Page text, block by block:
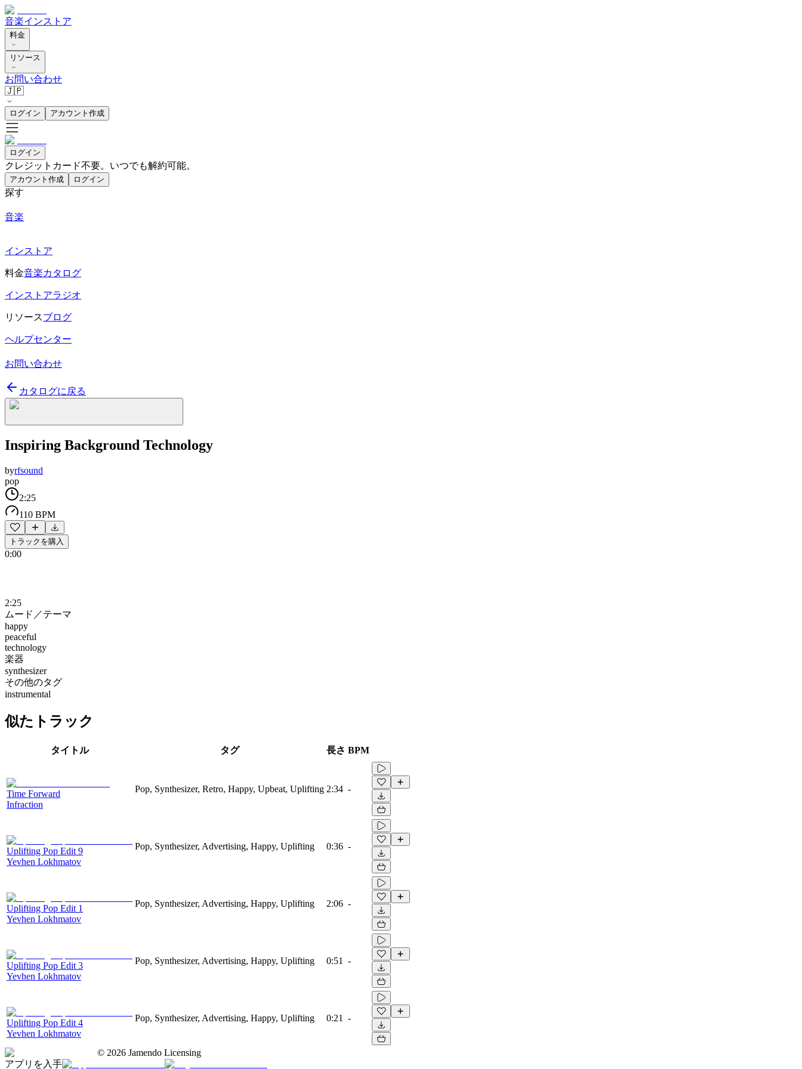
音楽インストア
料金
リソース
お問い合わせ
🇯🇵
ログイン アカウント作成
ログイン
クレジットカード不要。いつでも解約可能。
アカウント作成 ログイン
探す
音楽
インストア
料金音楽カタログ
インストアラジオ
リソースブログ
ヘルプセンター
お問い合わせ
カタログに戻る
Inspiring Background Technology
byrfsound
pop
2:25
110 BPM
トラックを購入
0:00
2:25
ムード／テーマ
happy
peaceful
technology
楽器
synthesizer
その他のタグ
instrumental
似たトラック
タイトル タグ 長さ BPM
Time Forward
Infraction
Pop, Synthesizer, Retro, Happy, Upbeat, Uplifting 2:34 -
Uplifting Pop Edit 9
Yevhen Lokhmatov
Pop, Synthesizer, Advertising, Happy, Uplifting 0:36 -
Uplifting Pop Edit 1
Yevhen Lokhmatov
Pop, Synthesizer, Advertising, Happy, Uplifting 2:06 -
Uplifting Pop Edit 3
Yevhen Lokhmatov
Pop, Synthesizer, Advertising, Happy, Uplifting 0:51 -
Uplifting Pop Edit 4
Yevhen Lokhmatov
Pop, Synthesizer, Advertising, Happy, Uplifting 0:21 -
© 2026 Jamendo Licensing
アプリを入手